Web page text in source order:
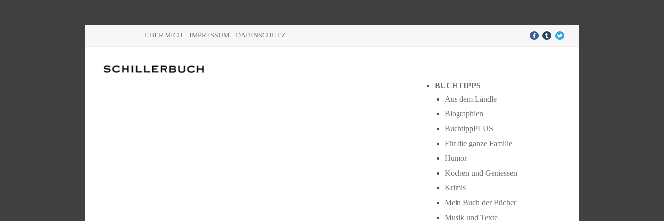
ÜBER MICH IMPRESSUM DATENSCHUTZ
BUCHTIPPS
Aus dem Ländle
Biographien
BuchtippPLUS
Für die ganze Familie
Humor
Kochen und Geniessen
Krimis
Mein Buch der Bücher
Musik und Texte